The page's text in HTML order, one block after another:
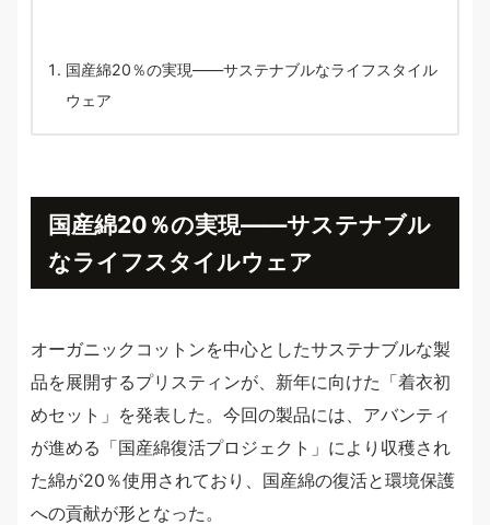
国産綿20％の実現――サステナブルなライフスタイル
ウェア
国産綿20％の実現――サステナブル
なライフスタイルウェア
オーガニックコットンを中心としたサステナブルな製
品を展開するプリスティンが、新年に向けた「着衣初
めセット」を発表した。今回の製品には、アバンティ
が進める「国産綿復活プロジェクト」により収穫され
た綿が20％使用されており、国産綿の復活と環境保護
への貢献が形となった。